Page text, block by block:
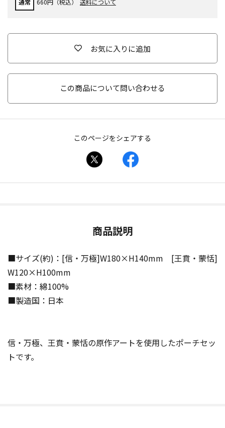
通常 660円（税込） 送料について
お気に入りに追加
この商品について問い合わせる
このページをシェアする
商品説明
■サイズ(約)：[信・万極]W180×H140mm [王賁・蒙恬]
W120×H100mm
■素材：綿100%
■製造国：日本
信・万極、王賁・蒙恬の原作アートを使用したポーチセッ
トです。